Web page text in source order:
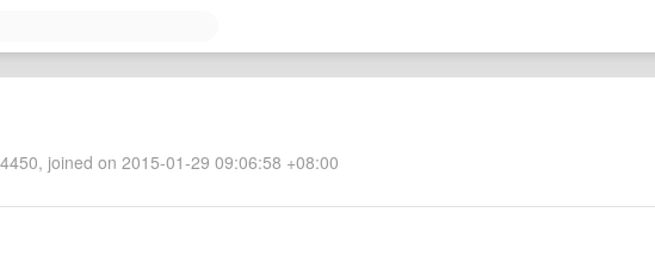
joined on 2015-01-29 09:06:58 +08:00